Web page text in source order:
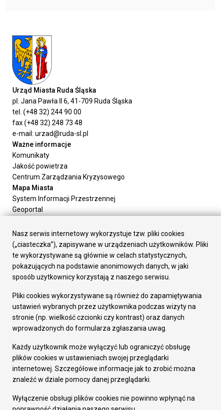
Urząd Miasta Ruda Śląska
pl. Jana Pawła II 6, 41-709 Ruda Śląska
tel. (+48 32) 244 90 00
fax (+48 32) 248 73 48
e-mail: urzad@ruda-sl.pl
Ważne informacje
Komunikaty
Jakość powietrza
Centrum Zarządzania Kryzysowego
Mapa Miasta
System Informacji Przestrzennej
Geoportal
Załatw sprawę
Prezydent Miasta
Rada Miasta
Wydziały
Elektroniczna Skrzynka Podawcza
Gospodarka
Fundusze europejskie
Środki krajowe
Oferty inwestycyjne
Pozostałe
Deklaracja dostępności
Dane osobowe
Dodaj opinię o witrynie
Nasz serwis internetowy wykorzystuje tzw. pliki cookies
(„ciasteczka”), zapisywane w urządzeniach użytkowników. Pliki
te wykorzystywane są głównie w celach statystycznych,
pokazujących na podstawie anonimowych danych, w jaki
sposób użytkownicy korzystają z naszego serwisu.
Pliki cookies wykorzystywane są również do zapamiętywania
ustawień wybranych przez użytkownika podczas wizyty na
stronie (np. wielkość czcionki czy kontrast) oraz danych
wprowadzonych do formularza zgłaszania uwag.
Każdy użytkownik może wyłączyć lub ograniczyć obsługę
plików cookies w ustawieniach swojej przeglądarki
internetowej. Szczegółowe informacje jak to zrobić można
znaleźć w dziale pomocy danej przeglądarki.
Wyłączenie obsługi plików cookies nie powinno wpłynąć na